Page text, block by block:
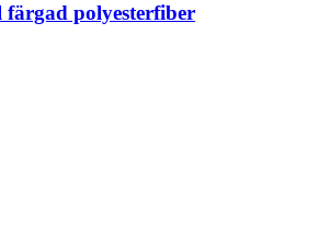
polyesterfiber